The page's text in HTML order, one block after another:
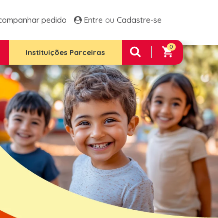
pedido Entre Cadastre-se
0
2
Premium
Integral 12 Unidades
Instituições Parceiras